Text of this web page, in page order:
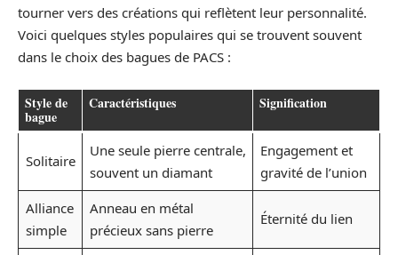
tourner vers des créations qui reflètent leur personnalité.
Voici quelques styles populaires qui se trouvent souvent
dans le choix des bagues de PACS :
Style de
bague
Caractéristiques Signification
Solitaire
Une seule pierre centrale,
souvent un diamant
Engagement et
gravité de l’union
Alliance
simple
Anneau en métal
précieux sans pierre
Éternité du lien